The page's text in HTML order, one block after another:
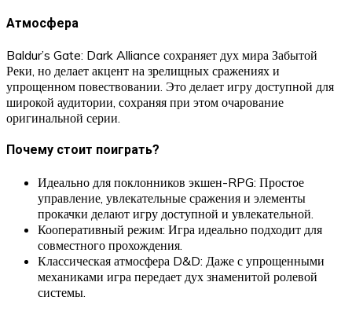
Атмосфера
Baldur’s Gate: Dark Alliance сохраняет дух мира Забытой
Реки, но делает акцент на зрелищных сражениях и
упрощенном повествовании. Это делает игру доступной для
широкой аудитории, сохраняя при этом очарование
оригинальной серии.
Почему стоит поиграть?
Идеально для поклонников экшен-RPG: Простое
управление, увлекательные сражения и элементы
прокачки делают игру доступной и увлекательной.
Кооперативный режим: Игра идеально подходит для
совместного прохождения.
Классическая атмосфера D&D: Даже с упрощенными
механиками игра передает дух знаменитой ролевой
системы.